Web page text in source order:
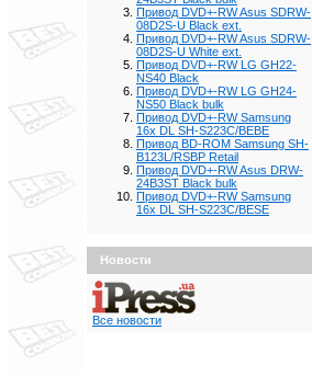
Привод DVD+-RW Asus SDRW-
08D2S-U Black ext.
Привод DVD+-RW Asus SDRW-
08D2S-U White ext.
Привод DVD+-RW LG GH22-
NS40 Black
Привод DVD+-RW LG GH24-
NS50 Black bulk
Привод DVD+-RW Samsung
16x DL SH-S223C/BEBE
Привод BD-ROM Samsung SH-
B123L/RSBP Retail
Привод DVD+-RW Asus DRW-
24B3ST Black bulk
Привод DVD+-RW Samsung
16x DL SH-S223C/BESE
Новости
Все новости